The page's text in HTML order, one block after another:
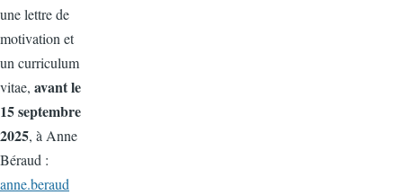
une lettre de
motivation et
un curriculum
vitae, avant le
15 septembre
2025, à Anne
Béraud :
anne.beraud